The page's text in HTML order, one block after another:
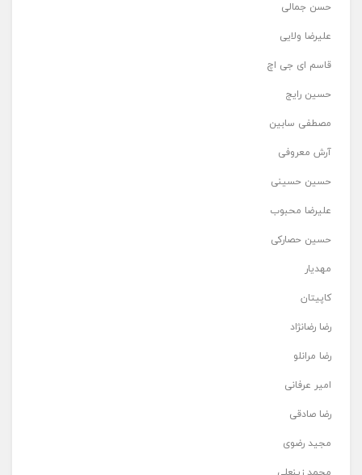
حسن جمالی
علیرضا ولایی
قاسم ای جی اچ
حسین رایج
مصطفی سابین
آرش معروفی
حسین حسینی
علیرضا محبوب
حسین حصارکی
مهدیار
کاپیتان
رضا رضانژاد
رضا مرانلو
امیر عرفانی
رضا صادقی
مجید رضوی